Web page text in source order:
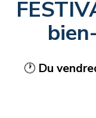
🕐 Du
FORFAIT VTT
FORFAIT PIÉTON
CHÈQUE CADEAU
ESCALADE & CLIP'N
SIMULATEURS